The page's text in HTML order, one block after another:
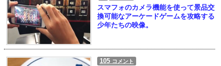
スマフォのカメラ機能を使って景品交
換可能なアーケードゲームを攻略する
少年たちの映像。
105 コメント